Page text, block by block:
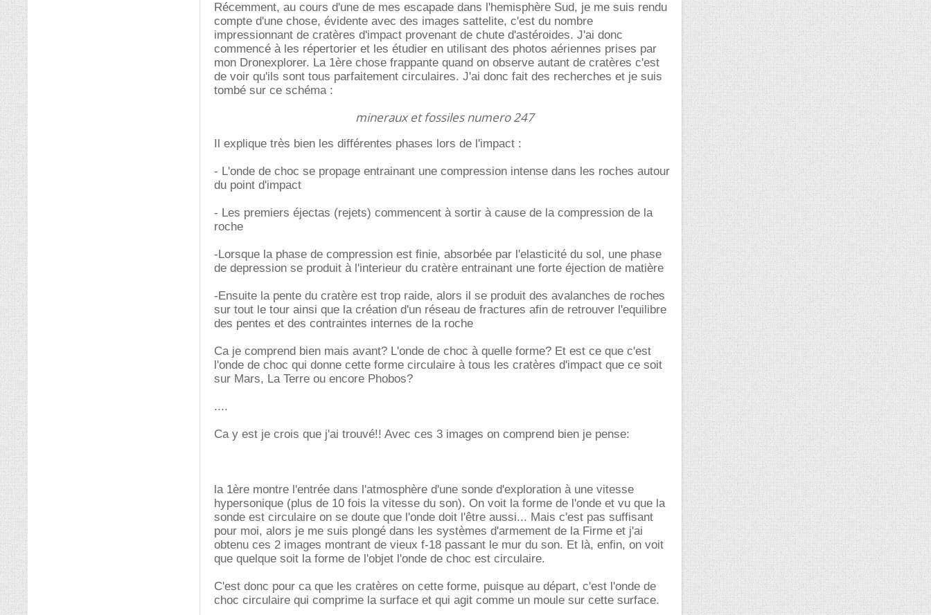
Récemment, au cours d'une de mes escapade dans l'hemisphère Sud, je me suis rendu
compte d'une chose, évidente avec des images sattelite, c'est du nombre
impressionnant de cratères d'impact provenant de chute d'astéroides. J'ai donc
commencé à les répertorier et les étudier en utilisant des photos aériennes prises par
mon Dronexplorer. La 1ère chose frappante quand on observe autant de cratères c'est
de voir qu'ils sont tous parfaitement circulaires. J'ai donc fait des recherches et je suis
tombé sur ce schéma :
mineraux et fossiles numero 247
Il explique très bien les différentes phases lors de l'impact :
- L'onde de choc se propage entrainant une compression intense dans les roches autour
du point d'impact
- Les premiers éjectas (rejets) commencent à sortir à cause de la compression de la
roche
-Lorsque la phase de compression est finie, absorbée par l'elasticité du sol, une phase
de depression se produit à l'interieur du cratère entrainant une forte éjection de matière
-Ensuite la pente du cratère est trop raide, alors il se produit des avalanches de roches
sur tout le tour ainsi que la création d'un réseau de fractures afin de retrouver l'equilibre
des pentes et des contraintes internes de la roche
Ca je comprend bien mais avant? L'onde de choc à quelle forme? Et est ce que c'est
l'onde de choc qui donne cette forme circulaire à tous les cratères d'impact que ce soit
sur Mars, La Terre ou encore Phobos?
....
Ca y est je crois que j'ai trouvé!! Avec ces 3 images on comprend bien je pense:
la 1ère montre l'entrée dans l'atmosphère d'une sonde d'exploration à une vitesse
hypersonique (plus de 10 fois la vitesse du son). On voit la forme de l'onde et vu que la
sonde est circulaire on se doute que l'onde doit l'être aussi... Mais c'est pas suffisant
pour moi, alors je me suis plongé dans les systèmes d'armement de la Firme et j'ai
obtenu ces 2 images montrant de vieux f-18 passant le mur du son. Et là, enfin, on voit
que quelque soit la forme de l'objet l'onde de choc est circulaire.
C'est donc pour ca que les cratères on cette forme, puisque au départ, c'est l'onde de
choc circulaire qui comprime la surface et qui agit comme un moule sur cette surface.